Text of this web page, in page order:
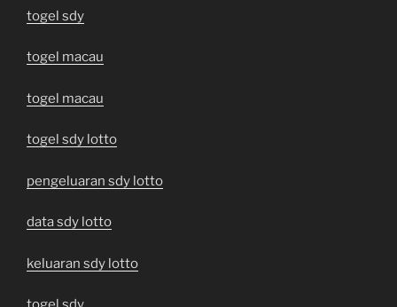
togel sdy
togel macau
togel macau
togel sdy lotto
pengeluaran sdy lotto
data sdy lotto
keluaran sdy lotto